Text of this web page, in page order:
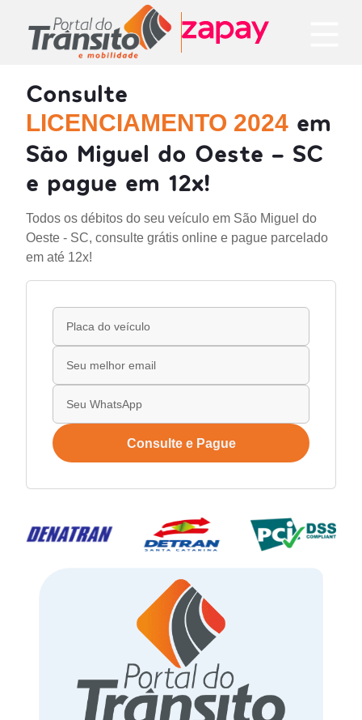
Consulte
LICENCIAMENTO 2024 em
São Miguel do Oeste - SC
e pague em 12x!
Todos os débitos do seu veículo em São Miguel do
Oeste - SC, consulte grátis online e pague parcelado
em até 12x!
Consulte e Pague